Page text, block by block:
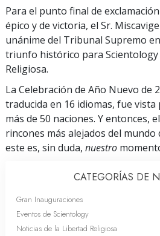
Para el punto final de
épico y de victoria, el Sr.
unánime del Tribunal Supremo
triunfo histórico para
Religiosa.
La Celebración de Año Nuevo de
traducida en 16 idiomas, fue
más de 50 naciones. Y entonces,
rincones más alejados del mundo
este es, sin duda, nuestro
CATEGORÍAS DE
Gran Inauguraciones
Eventos de Scientology
Noticias de la Libertad Religiosa